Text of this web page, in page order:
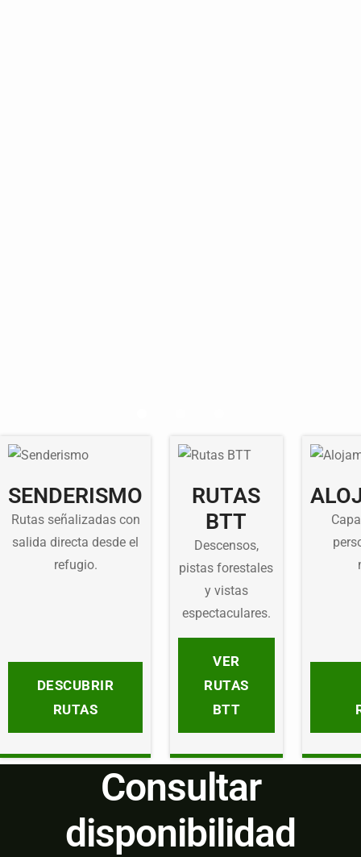
SENDERISMO
Rutas señalizadas con
salida directa desde el
refugio.
DESCUBRIR
RUTAS
RUTAS
BTT
Descensos,
pistas forestales
y vistas
espectaculares.
VER
RUTAS
BTT
Consultar
disponibilidad